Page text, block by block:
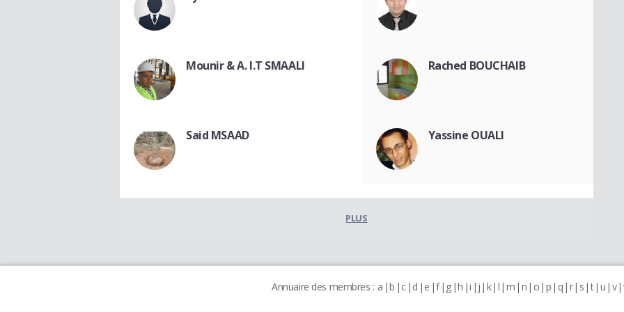
Mounir & A. I.T SMAALI Rached BOUCHAIB
Said MSAAD Yassine OUALI
PLUS
Annuaire des membres : a b c d e f g h i j k l m n o p q r s t u v